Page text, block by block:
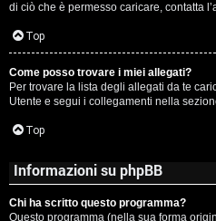
di ciò che è permesso caricare, contatta
Top
Come posso trovare i miei allegati?
Per trovare la lista degli allegati da te
Utente e segui i collegamenti nella
Top
Informazioni su phpBB
Chi ha scritto questo programma?
Questo programma (nella sua forma